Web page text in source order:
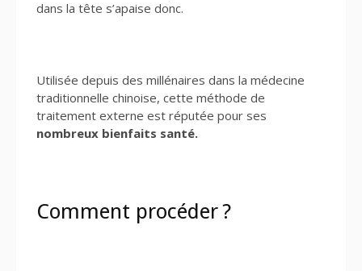
dans la tête s’apaise donc.
Utilisée depuis des millénaires dans la médecine
traditionnelle chinoise, cette méthode de
traitement externe est réputée pour ses
nombreux bienfaits santé.
Comment procéder ?